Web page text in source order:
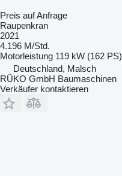
Preis auf Anfrage
Raupenkran
2021
4.196 M/Std.
Motorleistung 119 kW (162 PS)
Deutschland, Malsch
RÜKO GmbH Baumaschinen
Verkäufer kontaktieren